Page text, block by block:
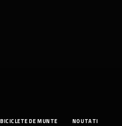
BICICLETE DE MUNTE NOUTATI